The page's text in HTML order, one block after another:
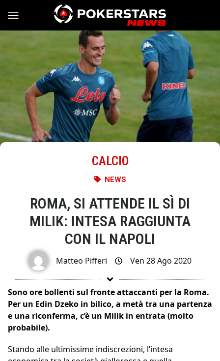
Vai al contenuto
CALCIO
NEWS
ROMA, SI ATTENDE IL SÌ DI
MILIK: INTESA RAGGIUNTA
CON IL NAPOLI
Matteo Pifferi Ven 28 Ago 2020
Sono ore bollenti sul fronte attaccanti per la Roma.
Per un Edin Dzeko in bilico, a metà tra una partenza
e una riconferma, c’è un Milik in entrata (molto
probabile).
Stando alle ultimissime indiscrezioni, l’intesa